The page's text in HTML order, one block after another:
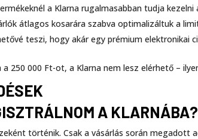
a Klarna rugalmasabban tudja
átlagos kosarára szabva optimalizáltuk a
teszi, hogy akár egy prémium elektronikai
250 000 Ft-ot, a Klarna nem lesz elérhető –
A KLARNÁBA?
történik. Csak a vásárlás során megadott